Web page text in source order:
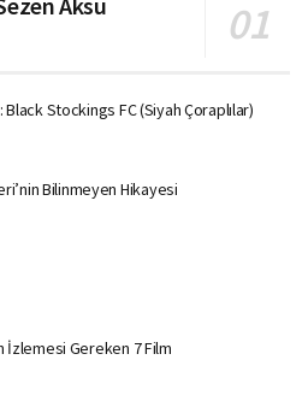
Black Stockings FC (Siyah Çoraplılar)
Bilinmeyen Hikayesi
İzlemesi Gereken 7 Film